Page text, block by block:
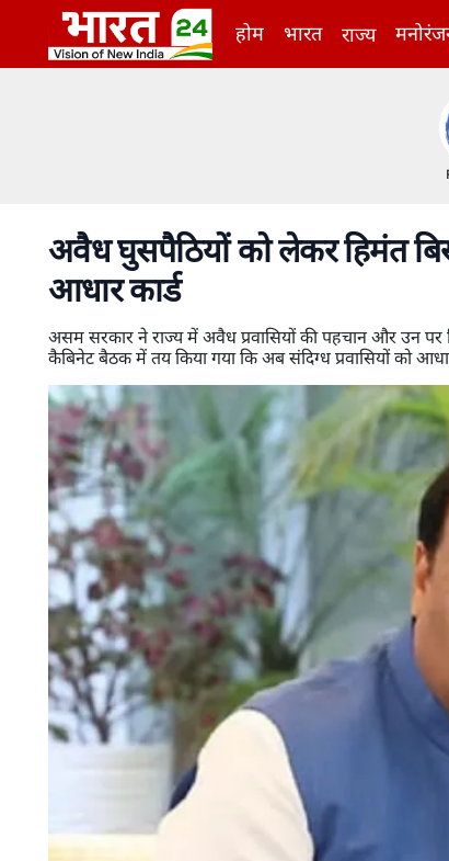
होम भारत राज्य
अवैध घुसपैठियों को लेकर हिमंत
आधार कार्ड
असम सरकार ने राज्य में अवैध प्रवासियों की पहचान और उन पर
कैबिनेट बैठक में तय किया गया कि अब संदिग्ध प्रवासियों को